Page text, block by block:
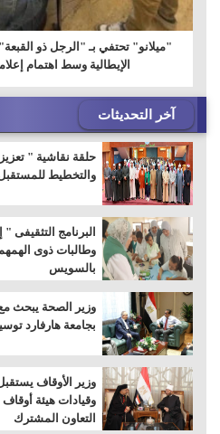
"ميلانو" تحتفي بـ "الرجل ذو
الإيطالية وسط اهتمام
آخر التحديثات
حلقة نقاشية "
والتخطيط
البرنامج التثقيفى
وطالبات ذوى
بالسويس
وزير الصحة يبحث
بجامعة هارفارد
وزير الأوقاف
وقيادات هيئة أوقاف
التعاون المشترك